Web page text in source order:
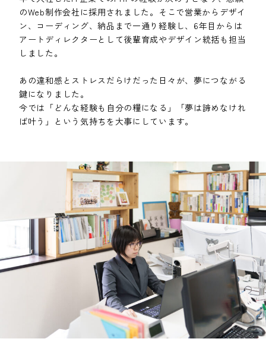
のWeb制作会社に採用されました。そこで営業からデザイ
ン、コーディング、納品まで一通り経験し、6年目からは
アートディレクターとして後輩育成やデザイン統括も担当
しました。
あの違和感とストレスだらけだった日々が、夢につながる
鍵になりました。
今では「どんな経験も自分の糧になる」「夢は諦めなけれ
ば叶う」という気持ちを大事にしています。